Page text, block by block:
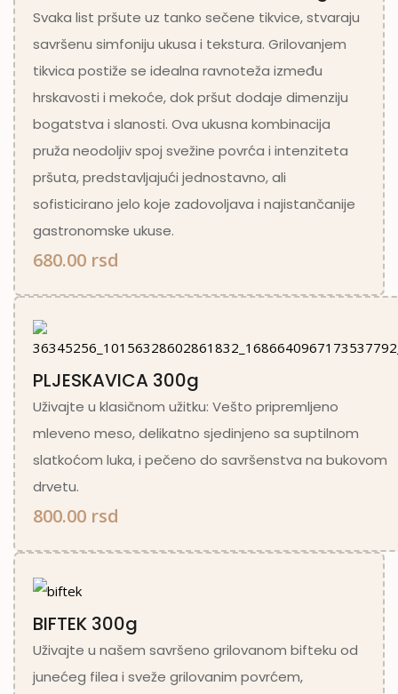
Svaka list pršute uz tanko sečene tikvice, stvaraju
savršenu simfoniju ukusa i tekstura. Grilovanjem
tikvica postiže se idealna ravnoteža između
hrskavosti i mekoće, dok pršut dodaje dimenziju
bogatstva i slanosti. Ova ukusna kombinacija
pruža neodoljiv spoj svežine povrća i intenziteta
pršuta, predstavljajući jednostavno, ali
sofisticirano jelo koje zadovoljava i najistančanije
gastronomske ukuse.
680.00 rsd
PLJESKAVICA 300g
Uživajte u klasičnom užitku: Vešto pripremljeno
mleveno meso, delikatno sjedinjeno sa suptilnom
slatkoćom luka, i pečeno do savršenstva na bukovom
drvetu.
800.00 rsd
BIFTEK 300g
Uživajte u našem savršeno grilovanom bifteku od
junećeg filea i sveže grilovanim povrćem,